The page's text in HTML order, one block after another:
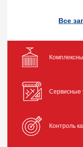
Все
Сервисные
Контроль